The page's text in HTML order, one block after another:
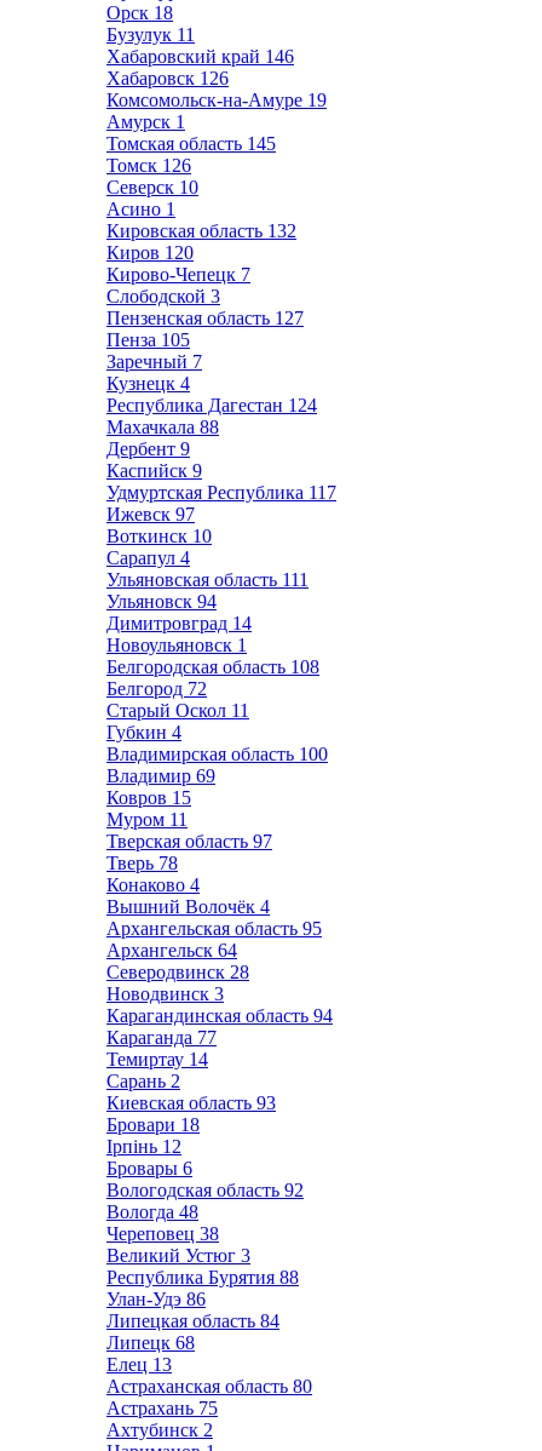
Орск 18
Бузулук 11
Хабаровский край 146
Хабаровск 126
Комсомольск-на-Амуре 19
Амурск 1
Томская область 145
Томск 126
Северск 10
Асино 1
Кировская область 132
Киров 120
Кирово-Чепецк 7
Слободской 3
Пензенская область 127
Пенза 105
Заречный 7
Кузнецк 4
Республика Дагестан 124
Махачкала 88
Дербент 9
Каспийск 9
Удмуртская Республика 117
Ижевск 97
Воткинск 10
Сарапул 4
Ульяновская область 111
Ульяновск 94
Димитровград 14
Новоульяновск 1
Белгородская область 108
Белгород 72
Старый Оскол 11
Губкин 4
Владимирская область 100
Владимир 69
Ковров 15
Муром 11
Тверская область 97
Тверь 78
Конаково 4
Вышний Волочёк 4
Архангельская область 95
Архангельск 64
Северодвинск 28
Новодвинск 3
Карагандинская область 94
Караганда 77
Темиртау 14
Сарань 2
Киевская область 93
Бровари 18
Ірпінь 12
Бровары 6
Вологодская область 92
Вологда 48
Череповец 38
Великий Устюг 3
Республика Бурятия 88
Улан-Удэ 86
Липецкая область 84
Липецк 68
Елец 13
Астраханская область 80
Астрахань 75
Ахтубинск 2